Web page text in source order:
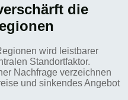
die
wird leistbarer
Standortfaktor.
Nachfrage verzeichnen
und sinkendes Angebot